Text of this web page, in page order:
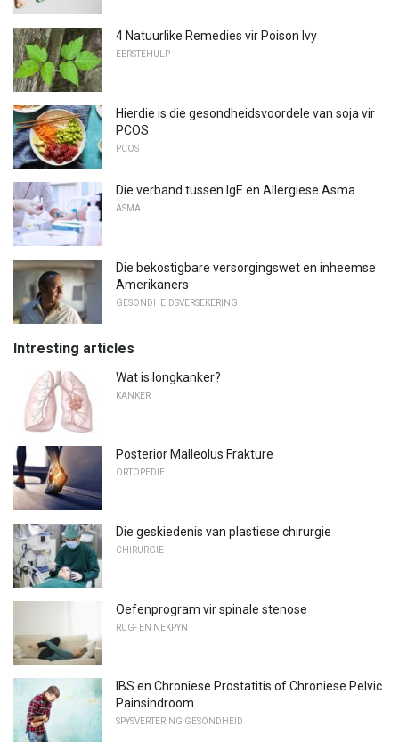
4 Natuurlike Remedies vir Poison Ivy
EERSTEHULP
Hierdie is die gesondheidsvoordele van soja vir
PCOS
PCOS
Die verband tussen IgE en Allergiese Asma
ASMA
Die bekostigbare versorgingswet en inheemse
Amerikaners
GESONDHEIDSVERSEKERING
Intresting articles
Wat is longkanker?
KANKER
Posterior Malleolus Frakture
ORTOPEDIE
Die geskiedenis van plastiese chirurgie
CHIRURGIE
Oefenprogram vir spinale stenose
RUG- EN NEKPYN
IBS en Chroniese Prostatitis of Chroniese Pelvic
Painsindroom
SPYSVERTERING GESONDHEID